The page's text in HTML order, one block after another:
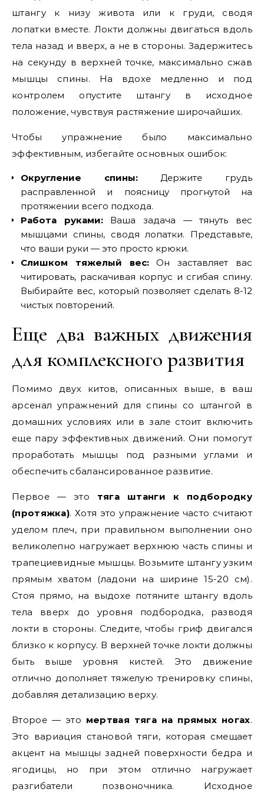
штангу к низу живота или к груди, сводя
лопатки вместе. Локти должны двигаться вдоль
тела назад и вверх, а не в стороны. Задержитесь
на секунду в верхней точке, максимально сжав
мышцы спины. На вдохе медленно и под
контролем опустите штангу в исходное
положение, чувствуя растяжение широчайших.
Чтобы упражнение было максимально
эффективным, избегайте основных ошибок:
Округление спины:Держите грудь
расправленной и поясницу прогнутой на
протяжении всего подхода.
Работа руками:Ваша задача — тянуть вес
мышцами спины, сводя лопатки. Представьте,
что ваши руки — это просто крюки.
Слишком тяжелый вес:Он заставляет вас
читировать, раскачивая корпус и сгибая спину.
Выбирайте вес, который позволяет сделать 8-12
чистых повторений.
Еще два важных движения
для комплексного развития
Помимо двух китов, описанных выше, в ваш
арсенал упражнений для спины со штангой в
домашних условиях или в зале стоит включить
еще пару эффективных движений. Они помогут
проработать мышцы под разными углами и
обеспечить сбалансированное развитие.
Первое — это тяга штанги к подбородку
(протяжка). Хотя это упражнение часто считают
уделом плеч, при правильном выполнении оно
великолепно нагружает верхнюю часть спины и
трапециевидные мышцы. Возьмите штангу узким
прямым хватом (ладони на ширине 15-20 см).
Стоя прямо, на выдохе потяните штангу вдоль
тела вверх до уровня подбородка, разводя
локти в стороны. Следите, чтобы гриф двигался
близко к корпусу. В верхней точке локти должны
быть выше уровня кистей. Это движение
отлично дополняет тяжелую тренировку спины,
добавляя детализацию верху.
Второе — это мертвая тяга на прямых ногах.
Это вариация становой тяги, которая смещает
акцент на мышцы задней поверхности бедра и
ягодицы, но при этом отлично нагружает
разгибатели позвоночника. Исходное